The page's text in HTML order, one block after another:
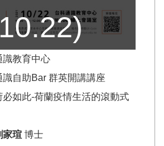
識教育中心
識自助Bar 群英開講講座
必如此-荷蘭疫情生活的滾動式
家瑄 博士